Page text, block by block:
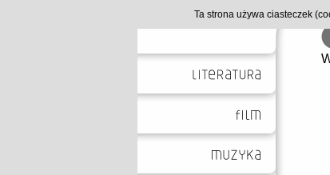
Ta strona używa ciasteczek